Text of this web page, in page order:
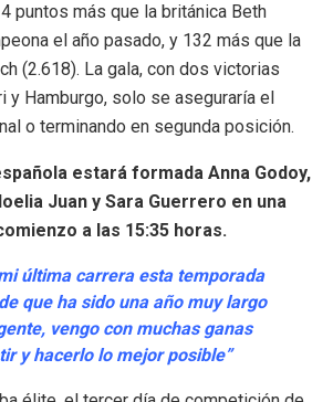
puntos más que la británica Beth
el año pasado, y 132 más que la
(2.618). La gala, con dos victorias
y Hamburgo, solo se aseguraría el
o terminando en segunda posición.
estará formada Anna Godoy,
Juan y Sara Guerrero en una
a las 15:35 horas.
última carrera esta temporada
que ha sido una año muy largo
vengo con muchas ganas
y hacerlo lo mejor posible”